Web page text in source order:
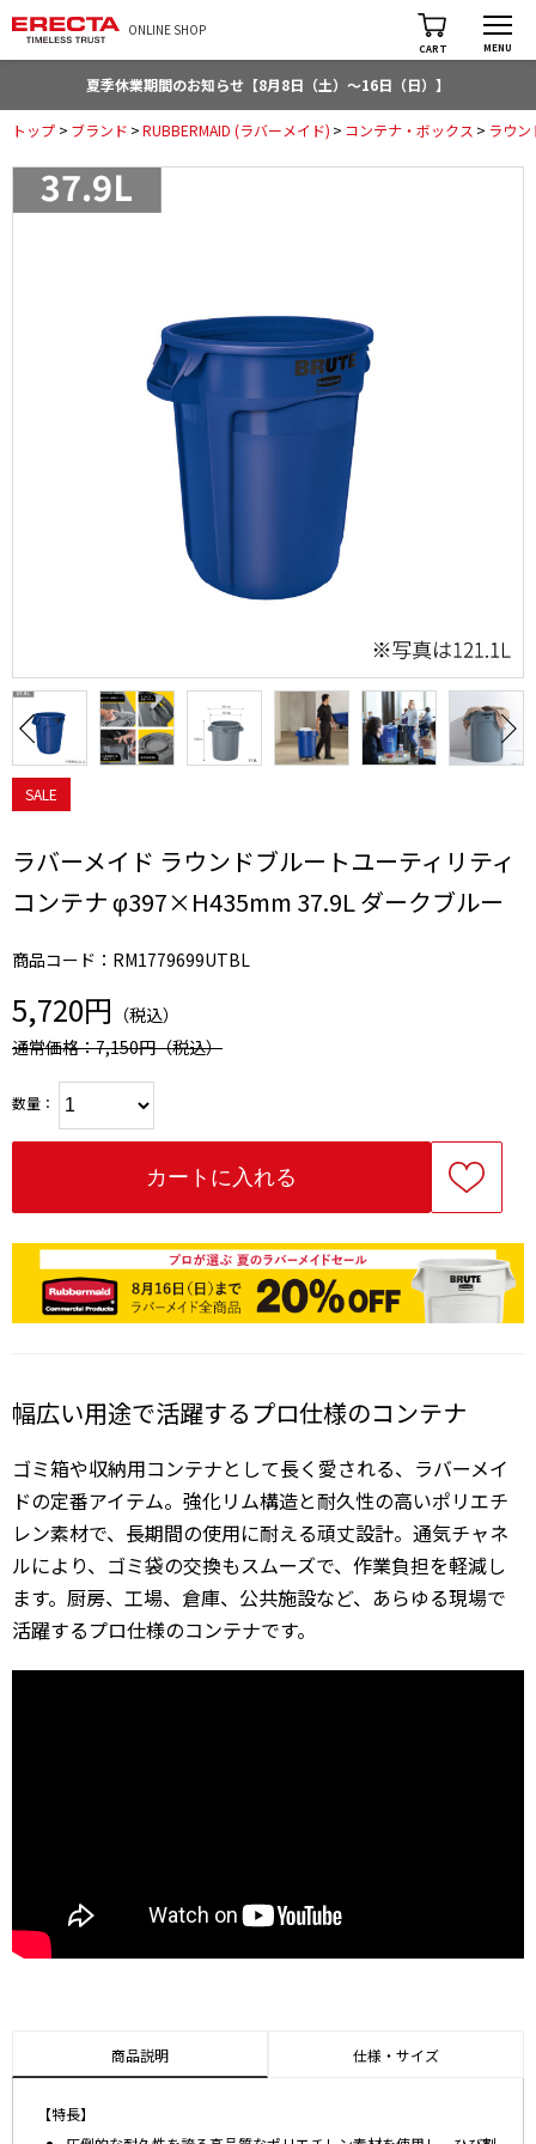
ONLINE SHOP
CART MENU
夏季休業期間のお知らせ【8月8日（土）～16日（日）】
トップ > ブランド >RUBBERMAID (ラバーメイド) > コンテナ・ボックス > ラウ
SALE
ラバーメイド ラウンドブルートユーティリティ
コンテナ φ397×H435mm 37.9L ダークブルー
商品コード：RM1779699UTBL
5,720円 （税込）
通常価格：7,150円（税込）
数量：
幅広い用途で活躍するプロ仕様のコンテナ
ゴミ箱や収納用コンテナとして長く愛される、ラバーメイ
ドの定番アイテム。強化リム構造と耐久性の高いポリエチ
レン素材で、長期間の使用に耐える頑丈設計。通気チャネ
ルにより、ゴミ袋の交換もスムーズで、作業負担を軽減し
ます。厨房、工場、倉庫、公共施設など、あらゆる現場で
活躍するプロ仕様のコンテナです。
商品説明 仕様・サイズ
【特長】